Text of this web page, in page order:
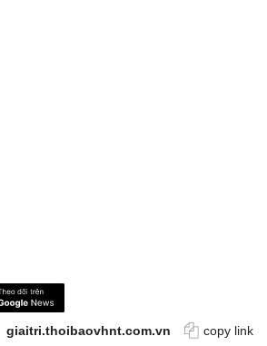
giaitri.thoibaovhnt.com.vn copy link